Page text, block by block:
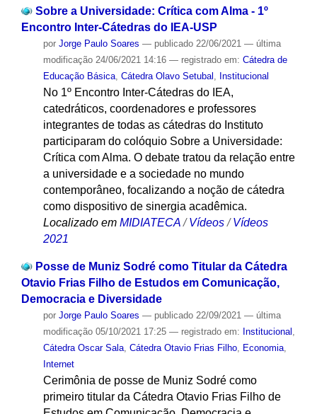
Sobre a Universidade: Crítica com Alma - 1º
Encontro Inter-Cátedras do IEA-USP
por Jorge Paulo Soares — publicado22/06/2021 — última
modificação24/06/2021 14:16 — registrado em: Cátedra de
Educação Básica, Cátedra Olavo Setubal , Institucional
No 1º Encontro Inter-Cátedras do IEA,
catedráticos, coordenadores e professores
integrantes de todas as cátedras do Instituto
participaram do colóquio Sobre a Universidade:
Crítica com Alma. O debate tratou da relação entre
a universidade e a sociedade no mundo
contemporâneo, focalizando a noção de cátedra
como dispositivo de sinergia acadêmica.
Localizado em MIDIATECA /Vídeos /Vídeos
2021
Posse de Muniz Sodré como Titular da Cátedra
Otavio Frias Filho de Estudos em Comunicação,
Democracia e Diversidade
por Jorge Paulo Soares — publicado22/09/2021 — última
modificação05/10/2021 17:25 — registrado em: Institucional ,
Cátedra Oscar Sala, Cátedra Otavio Frias Filho, Economia,
Internet
Cerimônia de posse de Muniz Sodré como
primeiro titular da Cátedra Otavio Frias Filho de